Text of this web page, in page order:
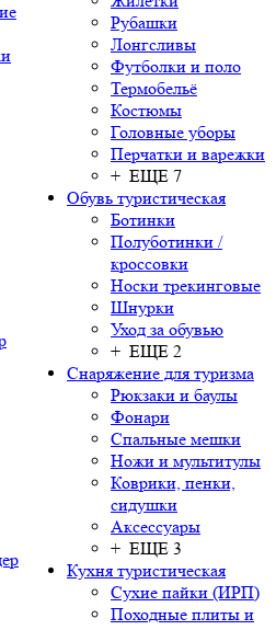
Рубашки
Лонгсливы
Футболки и поло
Термобельё
Костюмы
Головные уборы
Перчатки и варежки
+ ЕЩЕ 7
Обувь туристическая
Ботинки
Полуботинки /
кроссовки
Носки трекинговые
Шнурки
Уход за обувью
+ ЕЩЕ 2
Снаряжение для туризма
Рюкзаки и баулы
Фонари
Спальные мешки
Ножи и мультитулы
Коврики, пенки,
сидушки
Аксессуары
+ ЕЩЕ 3
Кухня туристическая
Сухие пайки (ИРП)
Походные плиты и